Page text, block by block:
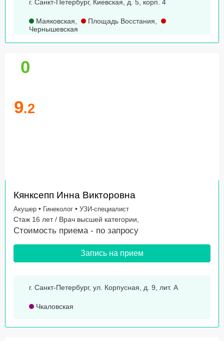
г. Санкт-Петербург, Киевская, д. 5, корп. 4
Маяковская, Площадь Восстания,
Чернышевская
0
9.2
Кянксепп Инна Викторовна
Акушер • Гинеколог • УЗИ-специалист
Стаж 16 лет / Врач высшей категории,
Стоимость приема - по запросу
Запись на прием
г. Санкт-Петербург, ул. Корпусная, д. 9, лит. А
Чкаловская